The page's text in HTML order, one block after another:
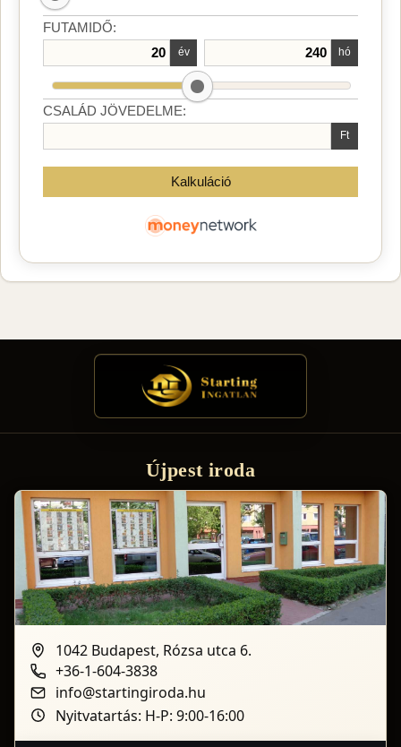
Újpest iroda
1042 Budapest, Rózsa utca 6.
+36-1-604-3838
info@startingiroda.hu
Nyitvatartás: H-P: 9:00-16:00